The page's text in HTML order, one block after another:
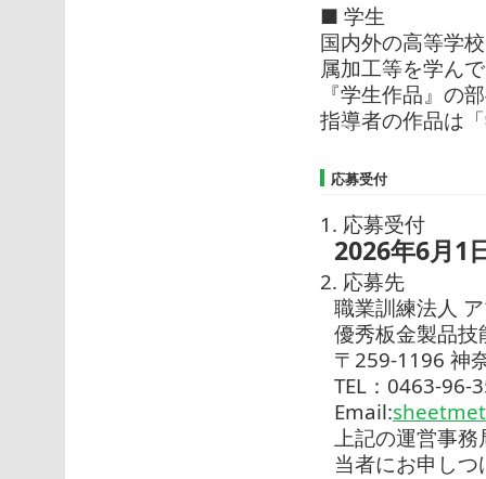
■ 学生
国内外の高等学
属加工等を学ん
『学生作品』の
指導者の作品は
応募受付
1. 応募受付
2026年6月1
2. 応募先
職業訓練法人
優秀板金製品
〒259-1196 神
TEL：0463-
Email:
上記の運営事
当者にお申し